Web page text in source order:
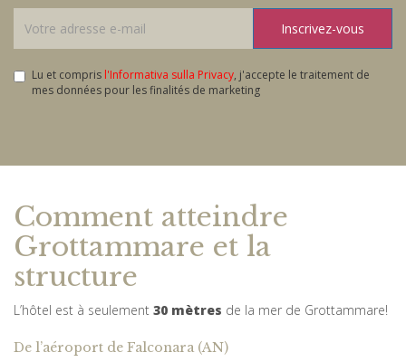
Inscrivez-vous
Lu et compris l'Informativa sulla Privacy, j'accepte le traitement de
mes données pour les finalités de marketing
Comment atteindre
Grottammare et la
structure
L’hôtel est à seulement 30 mètres de la mer de Grottammare!
De l’aéroport de Falconara (AN)